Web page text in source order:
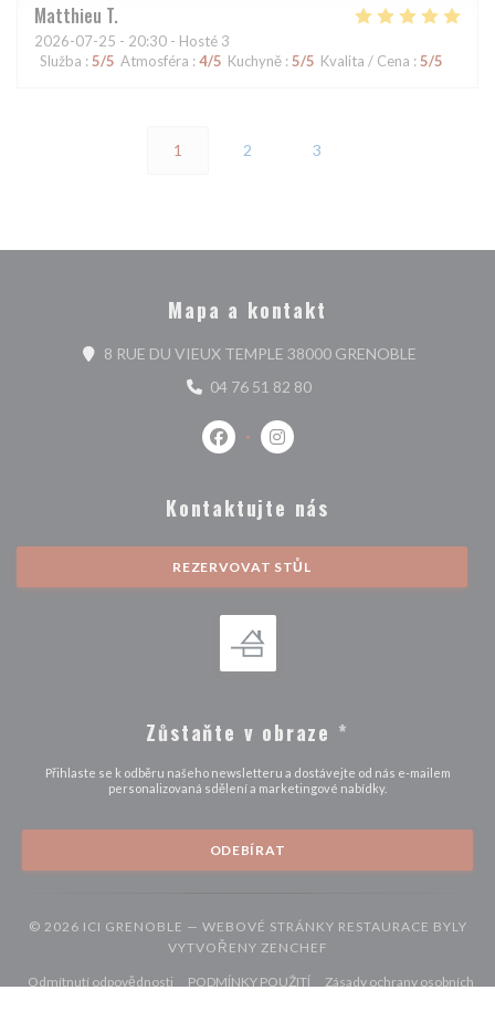
Matthieu T
2026-07-25 - 20:30 - Hosté 3
Služba : 5/5 Atmosféra : 4/5 Kuchyně : 5/5 Kvalita / Cena : 5/5
1 2 3
Mapa a kontakt
8 RUE DU VIEUX TEMPLE 38000 GRENOBLE
04 76 51 82 80
Facebook ((otevře se v novém okně))
Instagram ((otevře se v
Kontaktujte nás
REZERVOVAT STŮL
Zůstaňte v obraze *
Přihlaste se k odběru našeho newsletteru a dostávejte od nás e-mailem
personalizovaná sdělení a marketingové nabídky.
ODEBÍRAT
© 2026 ICI GRENOBLE — WEBOVÉ STRÁNKY RESTAURACE BYLY
VYTVOŘENY ZENCHEF
Odmítnutí odpovědnosti((otevře se v novém okně))
PODMÍNKY POUŽITÍ((otevře se v novém okně))
Zásady ochrany osobních